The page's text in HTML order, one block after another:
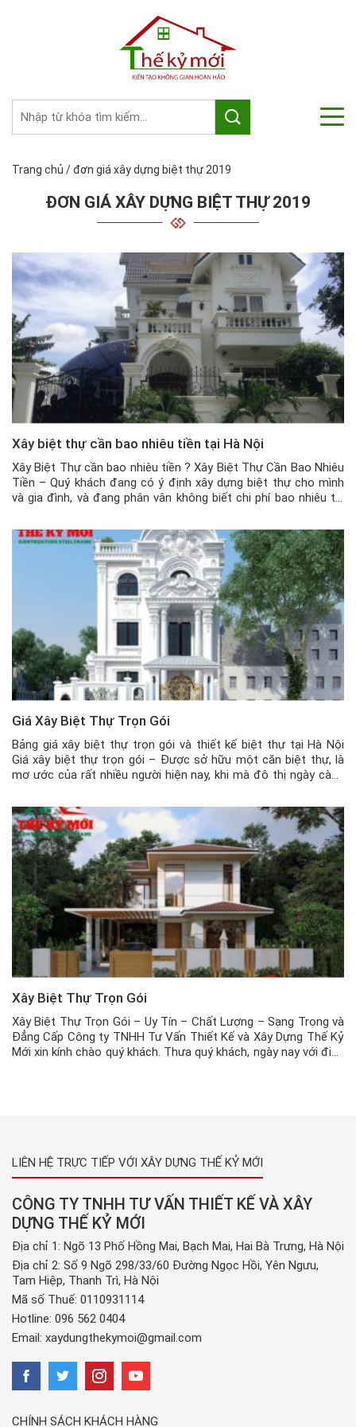
Trang chủ /đơn giá xây dựng biệt thự 2019
ĐƠN GIÁ XÂY DỰNG BIỆT THỰ 2019
Xây biệt thự cần bao nhiêu tiền tại Hà Nội
Xây Biệt Thự cần bao nhiêu tiền ? Xây Biệt Thự Cần Bao Nhiêu
Tiền – Quý khách đang có ý định xây dựng biệt thự cho mình
và gia đình, và đang phân vân không biết chi phí bao nhiêu thì
Giá Xây Biệt Thự Trọn Gói
Bảng giá xây biệt thự trọn gói và thiết kế biệt thự tại Hà Nội
Giá xây biệt thự trọn gói – Được sở hữu một căn biệt thự, là
mơ ước của rất nhiều người hiện nay, khi mà đô thị ngày càng
Xây Biệt Thự Trọn Gói
Xây Biệt Thự Trọn Gói – Uy Tín – Chất Lượng – Sạng Trọng và
Đẳng Cấp Công ty TNHH Tư Vấn Thiết Kế và Xây Dựng Thế Kỷ
Mới xin kính chào quý khách. Thưa quý khách, ngày nay với điều
LIÊN HỆ TRỰC TIẾP VỚI XÂY DỰNG THẾ KỶ MỚI
CÔNG TY TNHH TƯ VẤN THIẾT KẾ VÀ XÂY
DỰNG THẾ KỶ MỚI
Địa chỉ 1: Ngõ 13 Phố Hồng Mai, Bạch Mai, Hai Bà Trưng, Hà Nội
Địa chỉ 2: Số 9 Ngõ 298/33/60 Đường Ngọc Hồi, Yên Ngưu,
Tam Hiệp, Thanh Trì, Hà Nội
Mã số Thuế: 0110931114
Hotline: 096 562 0404
Email: xaydungthekymoi@gmail.com
CHÍNH SÁCH KHÁCH HÀNG